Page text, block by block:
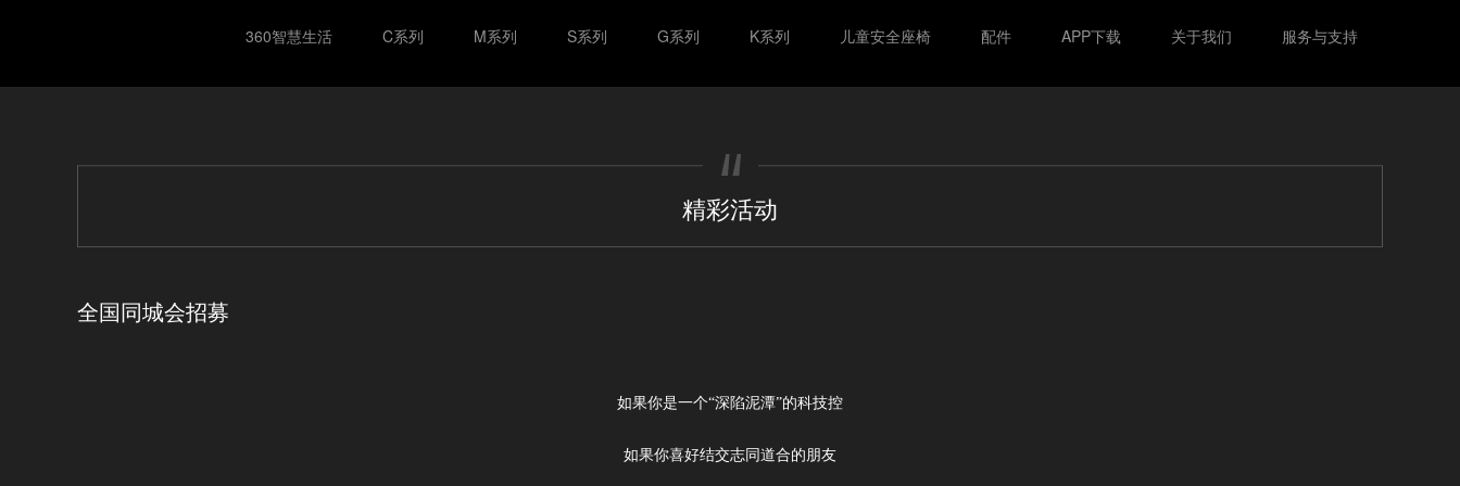
360智慧生活 C系列 M系列 S系列 G系列 K系列 儿童安全座椅 配件 APP下载 关于我们 服务与支持
精彩活动
全国同城会招募
如果你是一个“深陷泥潭”的科技控
如果你喜好结交志同道合的朋友